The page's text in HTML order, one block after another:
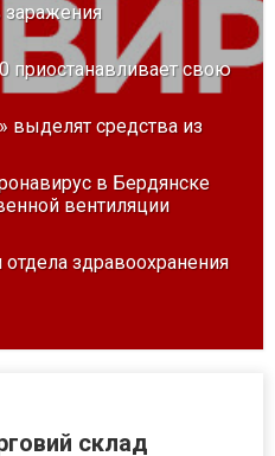
заражения
приостанавливает свою
выделят средства из
в Бердянске
вентиляции
здравоохранения
склад